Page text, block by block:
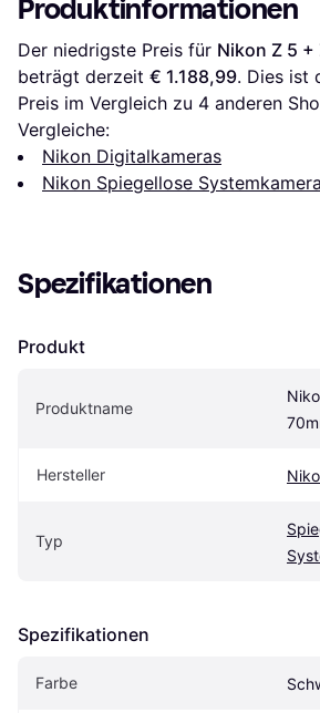
Produktinformationen
Der niedrigste Preis für Nikon Z 5 +
beträgt derzeit € 1.188,99. Dies ist
Preis im Vergleich zu 4 anderen
Vergleiche:
Nikon Digitalkameras
Nikon Spiegellose
Spezifikationen
Produkt
Produktname
Hersteller
Typ
Spezifikationen
Farbe